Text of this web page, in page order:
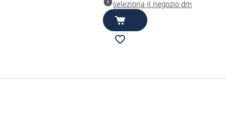
seleziona il negozio dm